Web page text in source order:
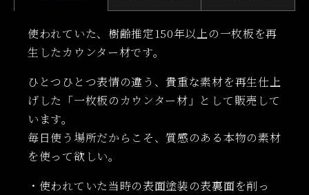
使われていた、樹齢推定150年以上の一枚板を再
生したカウンター材です。
ひとつひとつ表情の違う、貴重な素材を再生仕上
げした「一枚板のカウンター材」として販売して
います。
毎日使う場所だからこそ、質感のある本物の素材
を使って欲しい。
・使われていた当時の表面塗装の表裏面を削っ